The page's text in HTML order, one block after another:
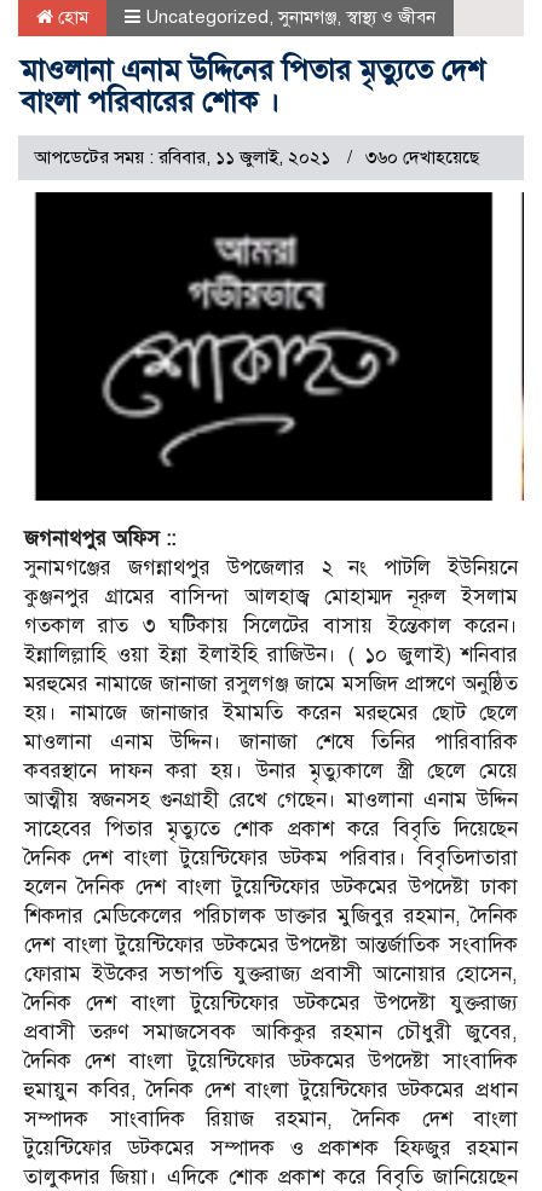
হোম Uncategorized,সুনামগঞ্জ,স্বাস্থ্য ও জীবন
মাওলানা এনাম উদ্দিনের পিতার মৃত্যুতে দেশ
বাংলা পরিবারের শোক ।
আপডেটের সময় : রবিবার, ১১ জুলাই, ২০২১ ৩৬০ দেখাহয়েছে
জগনাথপুর অফিস ::
সুনামগঞ্জের জগন্নাথপুর উপজেলার ২ নং পাটলি ইউনিয়নে
কুঞ্জনপুর গ্রামের বাসিন্দা আলহাজ্ব মোহাম্মদ নূরুল ইসলাম
গতকাল রাত ৩ ঘটিকায় সিলেটের বাসায় ইন্তেকাল করেন।
ইন্নালিল্লাহি ওয়া ইন্না ইলাইহি রাজিউন। ( ১০ জুলাই) শনিবার
মরহুমের নামাজে জানাজা রসুলগঞ্জ জামে মসজিদ প্রাঙ্গণে অনুষ্ঠিত
হয়। নামাজে জানাজার ইমামতি করেন মরহুমের ছোট ছেলে
মাওলানা এনাম উদ্দিন। জানাজা শেষে তিনির পারিবারিক
কবরস্থানে দাফন করা হয়। উনার মৃত্যুকালে স্ত্রী ছেলে মেয়ে
আত্মীয় স্বজনসহ গুনগ্রাহী রেখে গেছেন। মাওলানা এনাম উদ্দিন
সাহেবের পিতার মৃত্যুতে শোক প্রকাশ করে বিবৃতি দিয়েছেন
দৈনিক দেশ বাংলা টুয়েন্টিফোর ডটকম পরিবার। বিবৃতিদাতারা
হলেন দৈনিক দেশ বাংলা টুয়েন্টিফোর ডটকমের উপদেষ্টা ঢাকা
শিকদার মেডিকেলের পরিচালক ডাক্তার মুজিবুর রহমান, দৈনিক
দেশ বাংলা টুয়েন্টিফোর ডটকমের উপদেষ্টা আন্তর্জাতিক সংবাদিক
ফোরাম ইউকের সভাপতি যুক্তরাজ্য প্রবাসী আনোয়ার হোসেন,
দৈনিক দেশ বাংলা টুয়েন্টিফোর ডটকমের উপদেষ্টা যুক্তরাজ্য
প্রবাসী তরুণ সমাজসেবক আকিকুর রহমান চৌধুরী জুবের,
দৈনিক দেশ বাংলা টুয়েন্টিফোর ডটকমের উপদেষ্টা সাংবাদিক
হুমায়ুন কবির, দৈনিক দেশ বাংলা টুয়েন্টিফোর ডটকমের প্রধান
সম্পাদক সাংবাদিক রিয়াজ রহমান, দৈনিক দেশ বাংলা
টুয়েন্টিফোর ডটকমের সম্পাদক ও প্রকাশক হিফজুর রহমান
তালুকদার জিয়া। এদিকে শোক প্রকাশ করে বিবৃতি জানিয়েছেন